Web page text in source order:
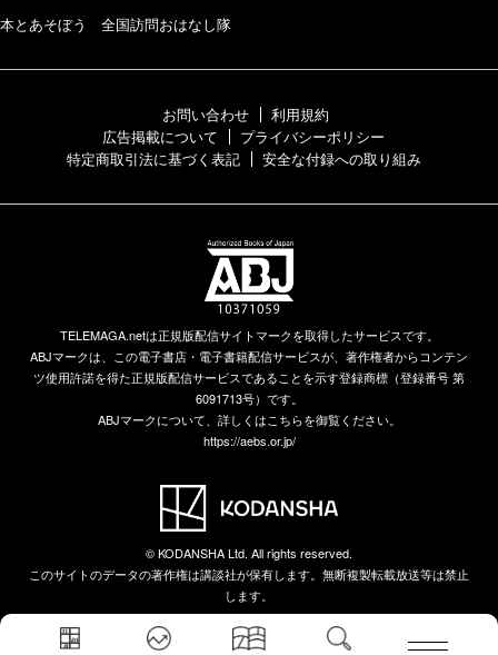
本とあそぼう 全国訪問おはなし隊
お問い合わせ
利用規約
広告掲載について
プライバシーポリシー
特定商取引法に基づく表記
安全な付録への取り組み
TELEMAGA.netは正規版配信サイトマークを取得したサービスです。
ABJマークは、この電子書店・電子書籍配信サービスが、著作権者からコンテン
ツ使用許諾を得た正規版配信サービスであることを示す登録商標（登録番号 第
6091713号）です。
ABJマークについて、詳しくはこちらを御覧ください。
https://aebs.or.jp/
© KODANSHA Ltd. All rights reserved.
このサイトのデータの著作権は講談社が保有します。無断複製転載放送等は禁止
します。